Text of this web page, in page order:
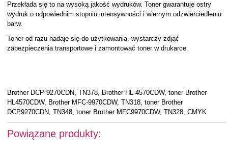
Przekłada się to na wysoką jakość wydruków. Toner gwarantuje ostry
wydruk o odpowiednim stopniu intensywności i wiernym odzwierciedleniu
barw.
Toner od razu nadaje się do użytkowania, wystarczy zdjąć
zabezpieczenia transportowe i zamontować toner w drukarce.
Brother DCP-9270CDN, TN378, Brother HL-4570CDW, toner Brother
HL4570CDW, Brother MFC-9970CDW, TN318, toner Brother
DCP9270CDN, TN348, toner Brother MFC9970CDW, TN328, CMYK
Powiązane produkty: